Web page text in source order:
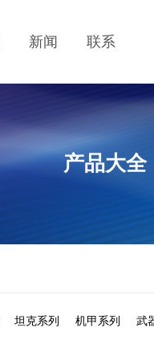
新闻 联系
产品大全
坦克系列 机甲系列 武